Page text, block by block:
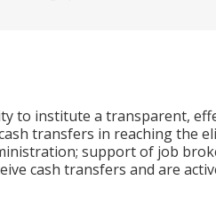
to institute a transparent,
transfers in reaching the
support of job
cash transfers and are